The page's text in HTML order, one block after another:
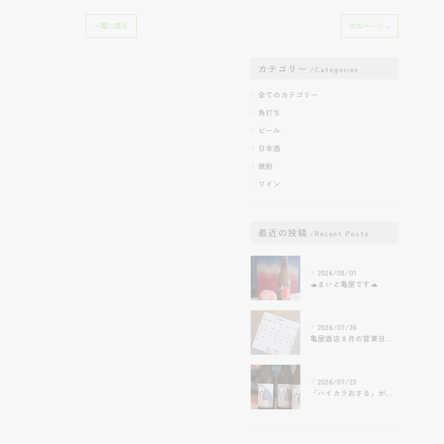
一覧に戻る 次のページ >
カテゴリー Categories
全てのカテゴリー
角打ち
ビール
日本酒
焼酎
ワイン
最近の投稿 Recent Posts
2026/08/01
🐢まいど亀屋です🐢
2026/07/26
亀屋酒店８月の営業日です。
2026/07/23
「ハイカラおさる」が目印！ハイカラピルス